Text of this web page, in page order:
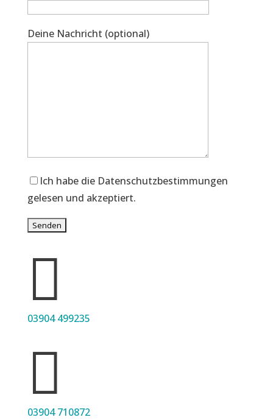
Deine Nachricht (optional)
Ich habe die Datenschutzbestimmungen
gelesen und akzeptiert.

03904 499235

03904 710872